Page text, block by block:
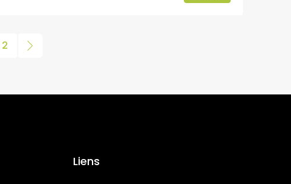
2
Liens